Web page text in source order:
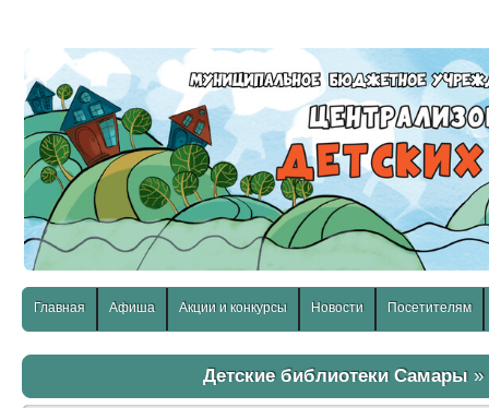
Главная Афиша Акции и конкурсы Новости Посетителям
Детские библиотеки Самары »